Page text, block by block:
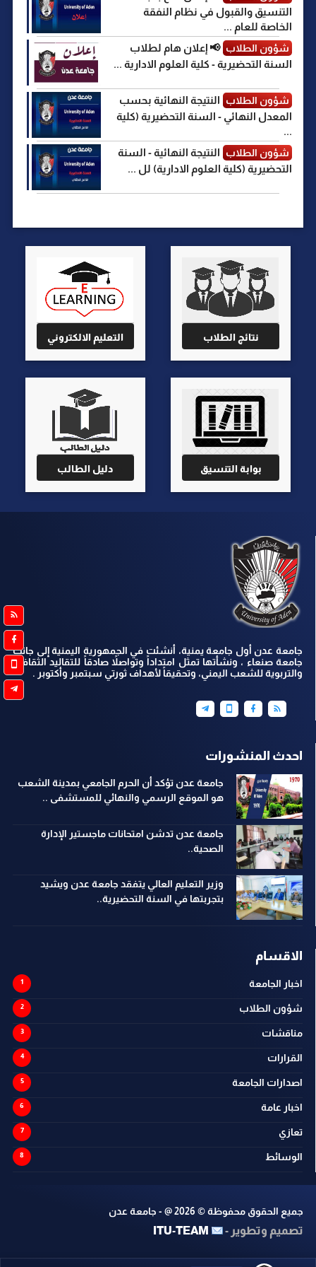
التنسيق والقبول في نظام النفقة
الخاصة للعام ...
شؤون الطلاب 📢 إعلان هام لطلاب
السنة التحضيرية - كلية العلوم الادارية ...
شؤون الطلاب
النتيجة النهائية بحسب
المعدل النهائي - السنة التحضيرية (كلية
...
شؤون الطلاب
النتيجة النهائية - السنة
التحضيرية (كلية العلوم الادارية) لل ...
نتائج الطلاب التعليم الالكتروني
بوابة التنسيق دليل الطالب
جامعة عدن أول جامعة يمنية، أنشئت في الجمهورية اليمنية إلى جانب
جامعة صنعاء ، ونشأتها تمثل امتداداً وتواصلاً صادقاً للتقاليد الثقافية
والتربوية للشعب اليمني، وتحقيقاً لأهداف ثورتي سبتمبر وأكتوبر .
احدث المنشورات
جامعة عدن تؤكد أن الحرم الجامعي بمدينة الشعب
هو الموقع الرسمي والنهائي للمستشفى ..
جامعة عدن تدشن امتحانات ماجستير الإدارة
الصحية..
وزير التعليم العالي يتفقد جامعة عدن ويشيد
بتجربتها في السنة التحضيرية..
الاقسام
اخبار الجامعة
شؤون الطلاب
مناقشات
القرارات
اصدارات الجامعة
اخبار عامة
تعازي
الوسائط
جميع الحقوق محفوظة © 2026@ - جامعة عدن
تصميم وتطوير - ITU-TEAM